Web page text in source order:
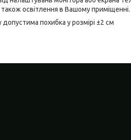
також освітлення в Вашому приміщенні.
похибка у розмірі ±2 см